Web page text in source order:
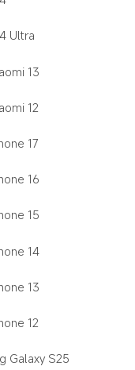
Ultra
13
12
17
16
15
14
13
12
Galaxy S25